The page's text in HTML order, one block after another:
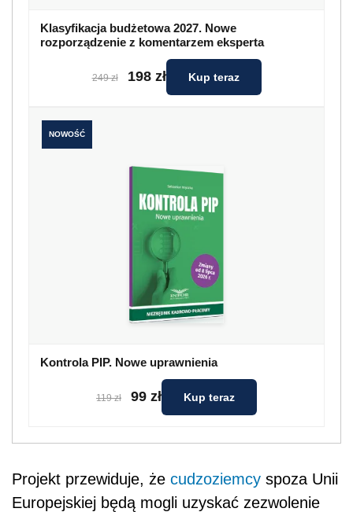
Klasyfikacja budżetowa 2027. Nowe
rozporządzenie z komentarzem eksperta
249 zł 198 zł Kup teraz
NOWOŚĆ
Kontrola PIP. Nowe uprawnienia
119 zł 99 zł Kup teraz
Projekt przewiduje, że cudzoziemcy spoza Unii
Europejskiej będą mogli uzyskać zezwolenie